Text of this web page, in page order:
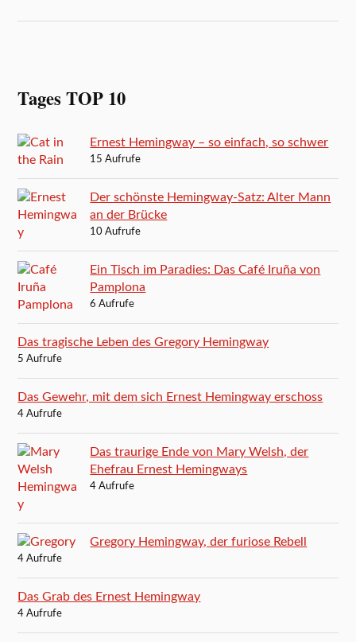
Tages TOP 10
Ernest Hemingway – so einfach, so schwer
15 Aufrufe
Der schönste Hemingway-Satz: Alter Mann
an der Brücke
10 Aufrufe
Ein Tisch im Paradies: Das Café Iruña von
Pamplona
6 Aufrufe
Das tragische Leben des Gregory Hemingway
5 Aufrufe
Das Gewehr, mit dem sich Ernest Hemingway erschoss
4 Aufrufe
Das traurige Ende von Mary Welsh, der
Ehefrau Ernest Hemingways
4 Aufrufe
Gregory Hemingway, der furiose Rebell
4 Aufrufe
Das Grab des Ernest Hemingway
4 Aufrufe